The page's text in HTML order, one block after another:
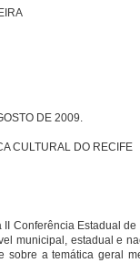
DE 2009.
CULTURAL DO RECIFE
Conferência Estadual
municipal, estadual e
a temática geral